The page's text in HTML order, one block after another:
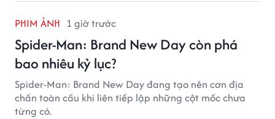
PHIM ẢNH 1 giờ trước
Spider-Man: Brand New Day còn phá
bao nhiêu kỷ lục?
Spider-Man: Brand New Day đang tạo nên cơn địa
chấn toàn cầu khi liên tiếp lập những cột mốc chưa
từng có.